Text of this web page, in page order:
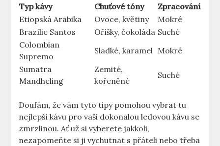
Typ kávy Chuťové tóny
Zpracování
Etiopská ⁤Arabika
Ovoce, květiny
Mokré
Brazílie Santos
Oříšky, čokoláda Suché
Colombian
Supremo
Sladké, karamel Mokré
Sumatra
⁢Mandheling
Zemité,
kořeněné
Suché
Doufám,‌ že vám tyto‍ tipy ‌pomohou vybrat​ tu
nejlepší kávu pro vaši dokonalou ledovou ⁣kávu se
zmrzlinou. Ať už si vyberete jakkoli,
nezapomeňte si ji‌ vychutnat s přáteli nebo‌ třeba